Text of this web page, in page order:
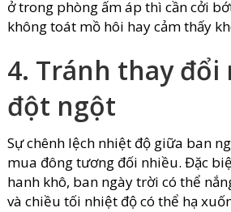
ở trong phòng ấm áp thì cần cởi
không toát mồ hôi hay cảm thấy
4. Tránh thay đổi
đột ngột
Sự chênh lệch nhiệt độ giữa ban
mua đông tương đối nhiều. Đặc
hanh khô, ban ngày trời có thể
và chiều tối nhiệt độ có thể hạ